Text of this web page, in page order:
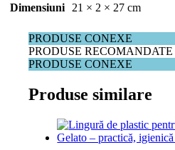
Dimensiuni
21 × 2 × 27 cm
PRODUSE CONEXE
PRODUSE RECOMANDATE
PRODUSE CONEXE
Produse similare